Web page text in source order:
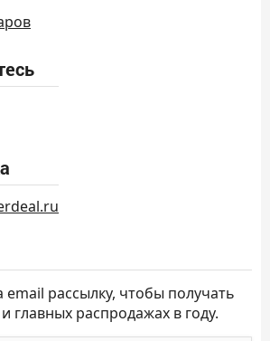
рассылку, чтобы получать
главных распродажах в году.